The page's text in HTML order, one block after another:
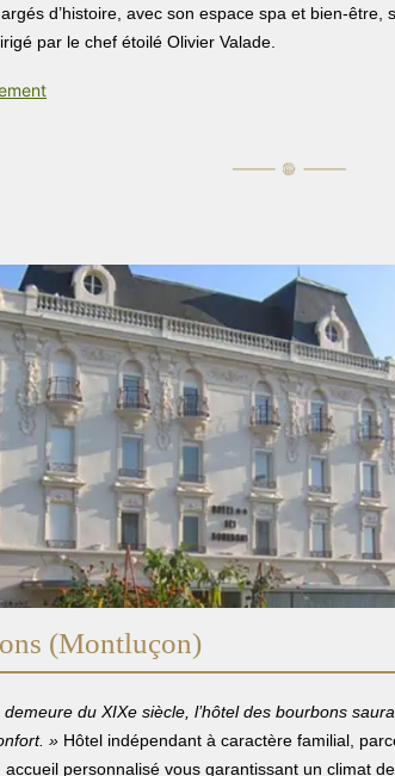
d’histoire, avec son espace spa et bien-être,
par le chef étoilé Olivier Valade.
(Montluçon)
du XIXe siècle, l’hôtel des bourbons
» Hôtel indépendant à caractère familial,
accueil personnalisé vous garantissant un climat